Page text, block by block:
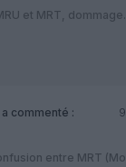
et MRT, dommage.
a commenté :
entre MRT